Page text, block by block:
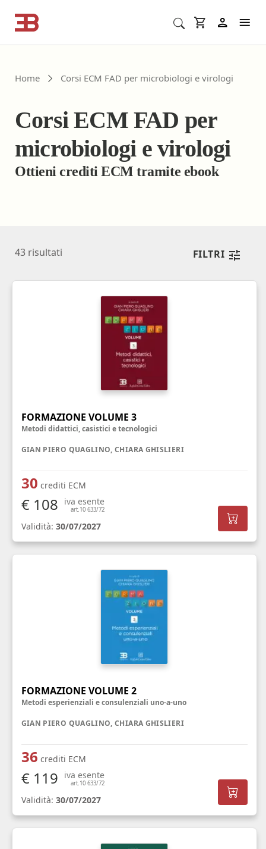
Cerca corsi ECM o altro
Home Corsi ECM FAD per microbiologi e virologi
Corsi ECM FAD per
microbiologi e virologi
Ottieni crediti ECM tramite ebook
43 risultati FILTRI
FORMAZIONE VOLUME 3
Metodi didattici, casistici e tecnologici
GIAN PIERO QUAGLINO, CHIARA GHISLIERI
30 crediti ECM
€ 108 iva esente
art.10 633/72
Validità: 30/07/2027
FORMAZIONE VOLUME 2
Metodi esperienziali e consulenziali uno-a-uno
GIAN PIERO QUAGLINO, CHIARA GHISLIERI
36 crediti ECM
€ 119 iva esente
art.10 633/72
Validità: 30/07/2027